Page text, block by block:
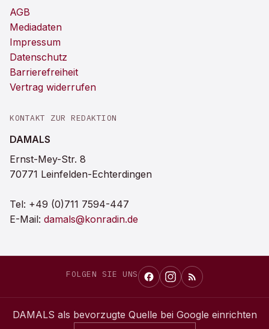
AGB
Mediadaten
Impressum
Datenschutz
Barrierefreiheit
Vertrag widerrufen
KONTAKT ZUR REDAKTION
DAMALS
Ernst-Mey-Str. 8
70771 Leinfelden-Echterdingen
Tel: +49 (0)711 7594-447
E-Mail: damals@konradin.de
FOLGEN SIE UNS
DAMALS als bevorzugte Quelle bei Google einrichten